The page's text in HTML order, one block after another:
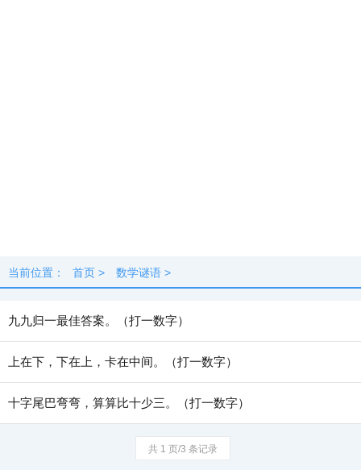
当前位置： 首页 > 数学谜语 >
九九归一最佳答案。（打一数字）
上在下，下在上，卡在中间。（打一数字）
十字尾巴弯弯，算算比十少三。（打一数字）
共 1 页/3 条记录